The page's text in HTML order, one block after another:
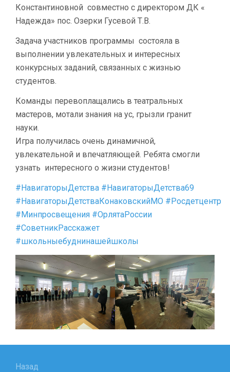
Константиновной совместно с директором ДК «
Надежда» пос. Озерки Гусевой Т.В.
Задача участников программы состояла в
выполнении увлекательных и интересных
конкурсных заданий, связанных с жизнью
студентов.
Команды перевоплащались в театральных
мастеров, мотали знания на ус, грызли гранит
науки.
Игра получилась очень динамичной,
увлекательной и впечатляющей. Ребята смогли
узнать интересного о жизни студентов!
#НавигаторыДетства #НавигаторыДетства69
#НавигаторыДетстваКонаковскийМО #Росдетцентр
#Минпросвещения #ОрлятаРоссии
#СоветникРасскажет
#школьныебуднинашейшколы
Назад